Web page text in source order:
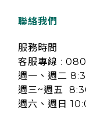
聯絡我們
服務時間
客服專線 :
週一、週二
週三~週五
週六、週日